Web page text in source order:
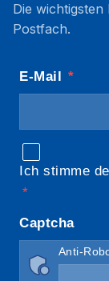
Die
Postfach.